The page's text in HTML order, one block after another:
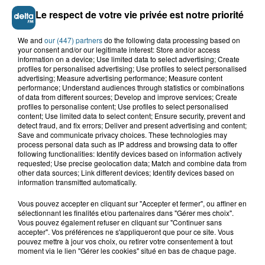
Saint-Omer : un enfant gravement brûlé
après l'explosion d'un jouet...
Lucas s'en est allé brutalement...
Valérie, 46 ans, portée disparue
Le respect de votre vie privée est notre priorité
We and our (447) partnersdo the following data processing based on
your consent and/or our legitimate interest: Store and/or access
information on a device; Use limited data to select advertising; Create
profiles for personalised advertising; Use profiles to select personalised
advertising; Measure advertising performance; Measure content
performance; Understand audiences through statistics or combinations
of data from different sources; Develop and improve services; Create
profiles to personalise content; Use profiles to select personalised
content; Use limited data to select content; Ensure security, prevent and
detect fraud, and fix errors; Deliver and present advertising and content;
Save and communicate privacy choices. These technologies may
process personal data such as IP address and browsing data to offer
following functionalities: Identify devices based on information actively
requested; Use precise geolocation data; Match and combine data from
other data sources; Link different devices; Identify devices based on
information transmitted automatically.
Vous pouvez accepter en cliquant sur "Accepter et fermer", ou affiner en
sélectionnant les finalités et/ou partenaires dans "Gérer mes choix".
Vous pouvez également refuser en cliquant sur "Continuer sans
accepter". Vos préférences ne s'appliqueront que pour ce site. Vous
pouvez mettre à jour vos choix, ou retirer votre consentement à tout
moment via le lien "Gérer les cookies" situé en bas de chaque page.